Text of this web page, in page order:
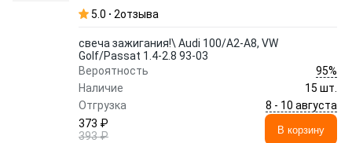
5.0 2отзыва
свеча зажигания!\ Audi 100/A2-A8, VW
Golf/Passat 1.4-2.8 93-03
Вероятность
95%
Наличие
15 шт.
Отгрузка
8 - 10 августа
373 ₽
393 ₽
В корзину